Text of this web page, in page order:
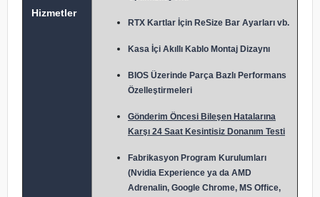
Hizmetler
RTX Kartlar İçin ReSize Bar Ayarları vb.
Kasa İçi Akıllı Kablo Montaj Dizaynı
BIOS Üzerinde Parça Bazlı Performans
Özelleştirmeleri
Gönderim Öncesi Bileşen Hatalarına
Karşı 24 Saat Kesintisiz Donanım Testi
Fabrikasyon Program Kurulumları
(Nvidia Experience ya da AMD
Adrenalin, Google Chrome, MS Office,